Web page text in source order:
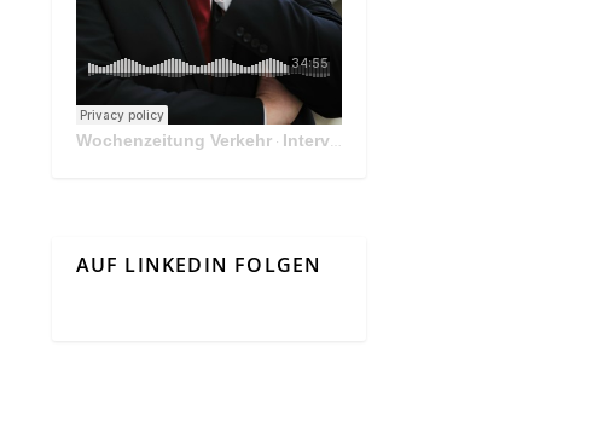
Wochenzeitung Verkehr· Interview Mit Andreas Matthä, CEO der ÖBB Holding
AUF LINKEDIN FOLGEN